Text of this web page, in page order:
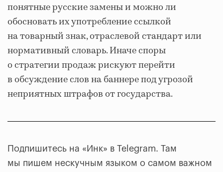
понятные русские замены и можно ли
обосновать их употребление ссылкой
на товарный знак, отраслевой стандарт или
нормативный словарь. Иначе споры
о стратегии продаж рискуют перейти
в обсуждение слов на баннере под угрозой
неприятных штрафов от государства.
Подпишитесь на «Инк» в Telegram. Там
мы пишем нескучным языком о самом важном